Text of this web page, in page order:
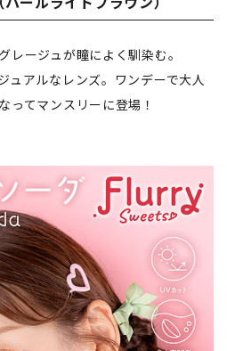
レージュが瞳によく馴染む。
ュアルなレンズ。ワンデーで大人
ってマンスリーに登場！